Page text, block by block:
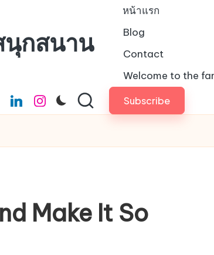
นุกสนาน
หน้าแรก
Blog
Contact
Welcome to the
linkedin.com
instagram.com Subscribe
Make It So